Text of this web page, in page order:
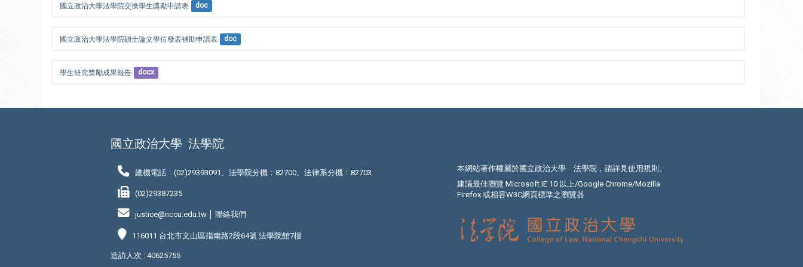
國立政治大學法學院交換學生獎勵申請表 doc
國立政治大學法學院碩士論文學位發表補助申請表 doc
學生研究獎勵成果報告 docx
國立政治大學 法學院
總機電話：(02)29393091、法學院分機：82700、法律系分機：82703
(02)29387235
justice@nccu.edu.tw │聯絡我們
116011 台北市文山區指南路2段64號 法學院館7樓
本網站著作權屬於國立政治大學 法學院，請詳見使用規則 。
建議最佳瀏覽 Microsoft IE 10 以上/Google Chrome/Mozilla
Firefox 或相容W3C網頁標準之瀏覽器
造訪人次 : 40625755